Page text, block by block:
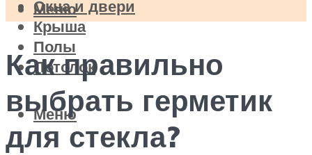
Окна и двери
Крыша
Полы
Потолок
Меню
Меню
Как правильно
выбрать герметик
для стекла?